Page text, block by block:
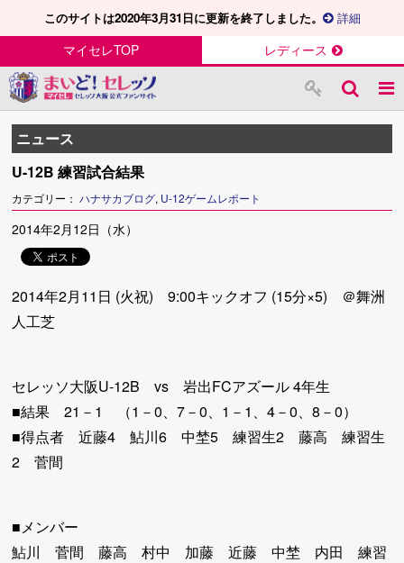
このサイトは2020年3月31日に更新を終了しました。 詳細
マイセレTOP レディース
ニュース
U-12B 練習試合結果
カテゴリー：ハナサカブログ, U-12ゲームレポート
2014年2月12日（水）
2014年2月11日 (火祝) 9:00キックオフ (15分×5) ＠舞洲
人工芝
セレッソ大阪U-12B vs 岩出FCアズール 4年生
■結果 21－1 （1－0、7－0、1－1、4－0、8－0）
■得点者 近藤4 鮎川6 中埜5 練習生2 藤高 練習生
2 菅間
■メンバー
鮎川 菅間 藤高 村中 加藤 近藤 中埜 内田 練習